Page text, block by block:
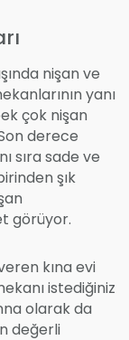
nişan ve
yanı
çok nişan
derece
sıra sade ve
şık
görüyor.
kına evi
istediğiniz
olarak da
değerli